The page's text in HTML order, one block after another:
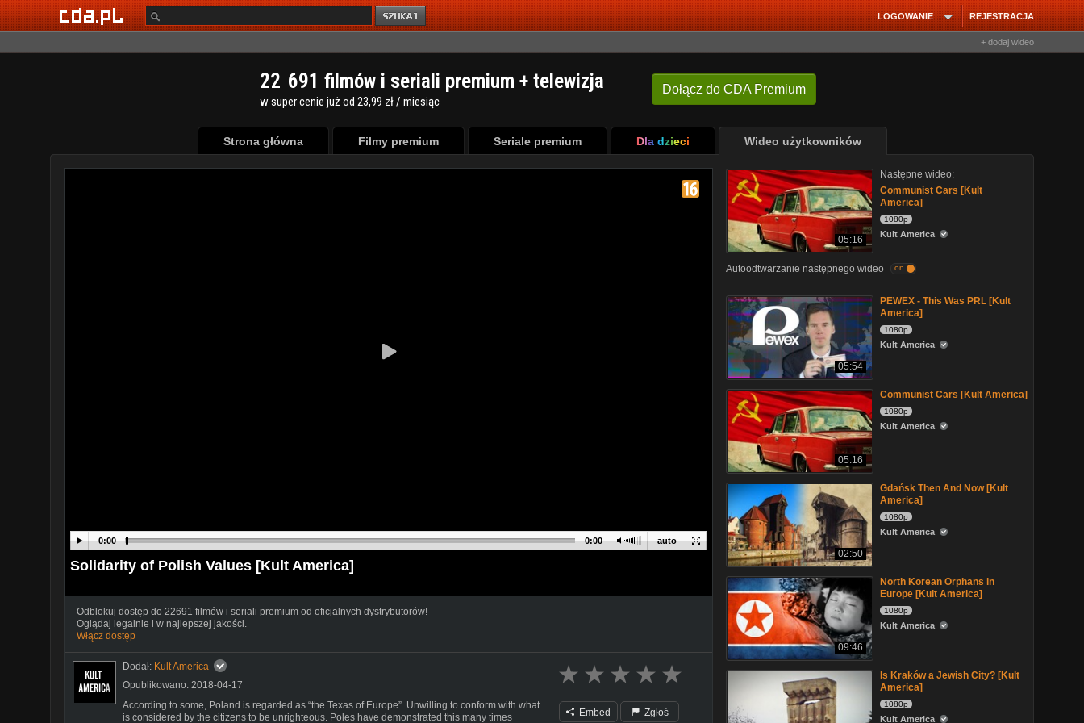
REJESTRACJA
LOGOWANIE
+ dodaj wideo
Dołącz do CDA Premium
22 691 filmów i seriali premium + telewizja
w super cenie już od 23,99 zł / miesiąc
Strona główna Filmy premium Seriale premium Dla dzieci Wideo użytkowników
auto
0:00 0:00
Solidarity of Polish Values [Kult America]
Odblokuj dostęp do 22691 filmów i seriali premium od oficjalnych dystrybutorów!
Oglądaj legalnie i w najlepszej jakości.
Włącz dostęp
Dodał: Kult America
Opublikowano: 2018-04-17
According to some, Poland is regarded as “the Texas of Europe”. Unwilling to conform with what
is considered by the citizens to be unrighteous. Poles have demonstrated this many times
Embed Zgłoś
05:16
Następne wideo:
Communist Cars [Kult
America]
1080p
Kult America
Autoodtwarzanie następnego wideo on
05:54
PEWEX - This Was PRL [Kult
America]
1080p
Kult America
05:16
Communist Cars [Kult America]
1080p
Kult America
02:50
Gdańsk Then And Now [Kult
America]
1080p
Kult America
09:46
North Korean Orphans in
Europe [Kult America]
1080p
Kult America
Is Kraków a Jewish City? [Kult
America]
1080p
Kult America